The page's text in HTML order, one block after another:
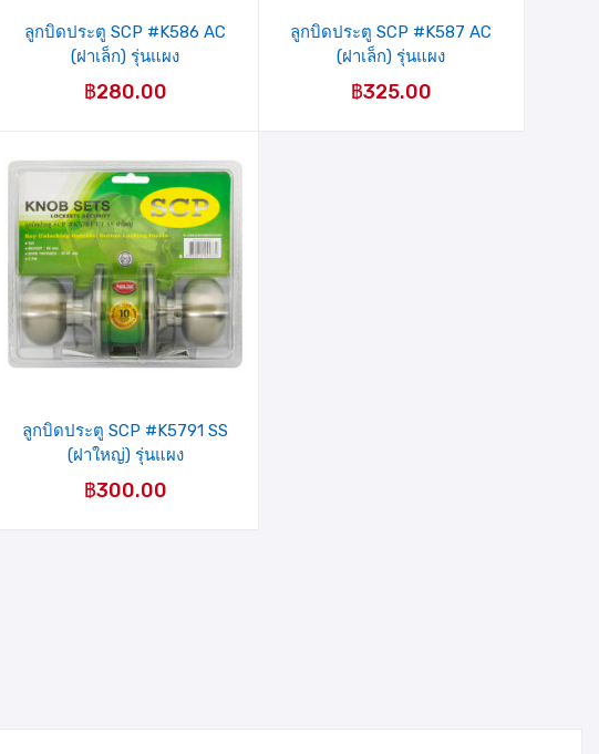
ลูกบิดประตู SCP #K586 AC
(ฝาเล็ก) รุ่นแผง
฿280.00
ลูกบิดประตู SCP #K587 AC
(ฝาเล็ก) รุ่นแผง
฿325.00
ลูกบิดประตู SCP #K5791 SS
(ฝาใหญ่) รุ่นแผง
฿300.00